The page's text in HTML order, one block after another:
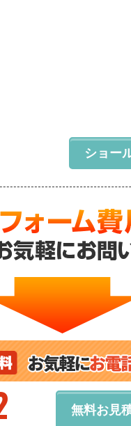
ショー
無料お見